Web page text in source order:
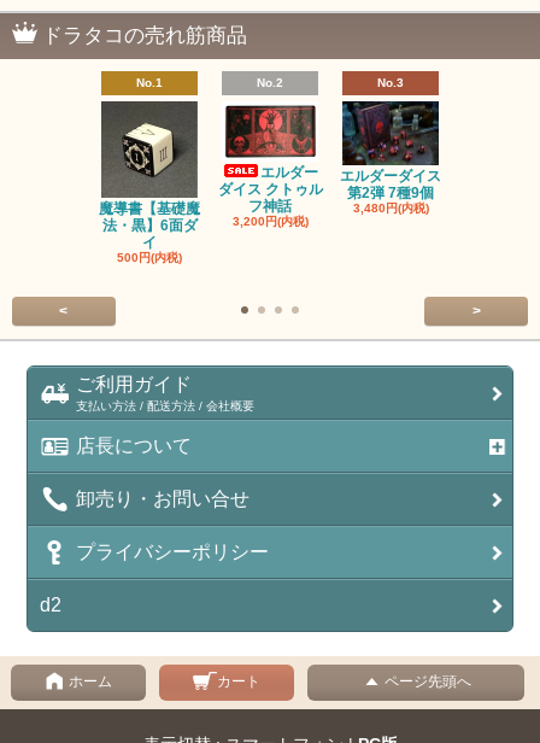
ドラタコの売れ筋商品
No.1
魔導書【基礎魔
法・黒】6面ダ
イ
500円(内税)
No.2
エルダー
ダイス クトゥル
フ神話
3,200円(内税)
No.3
エルダーダイス
第2弾 7種9個
3,480円(内税)
< >
ご利用ガイド
支払い方法 / 配送方法 / 会社概要
店長について
卸売り・お問い合せ
プライバシーポリシー
d2
ホーム カート ページ先頭へ